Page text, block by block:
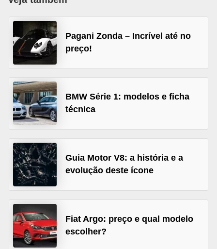
Pagani Zonda – Incrível até no
preço!
BMW Série 1: modelos e ficha
técnica
Guia Motor V8: a história e a
evolução deste ícone
Fiat Argo: preço e qual modelo
escolher?
a
i
s
A
u
t
o
m
ó
v
e
i
s
v
e
í